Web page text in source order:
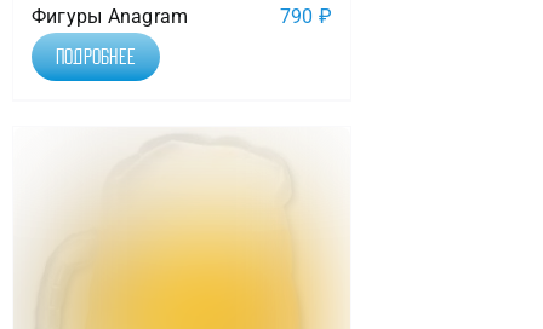
Фигуры Anagram 790 ₽
Подробнее